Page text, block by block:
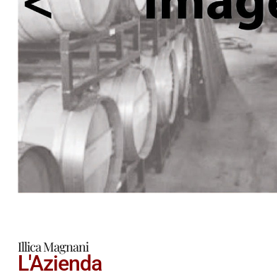
Illica Magnani
L'Azienda